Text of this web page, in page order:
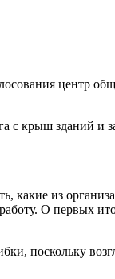
центр
крыш зданий и
какие из
О первых
поскольку